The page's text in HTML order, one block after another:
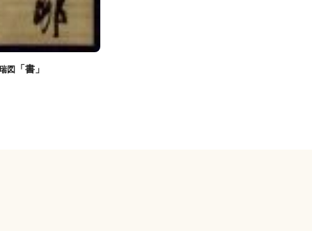
図 「書」